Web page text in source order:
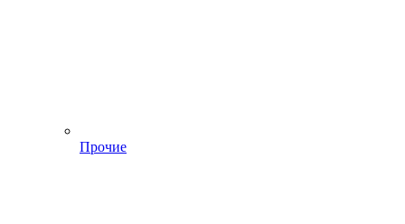
Прочие